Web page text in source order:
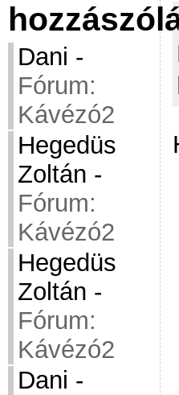
Dani -
Fórum:
Kávézó2
Hegedüs
Zoltán -
Fórum:
Kávézó2
Hegedüs
Zoltán -
Fórum:
Kávézó2
Dani -